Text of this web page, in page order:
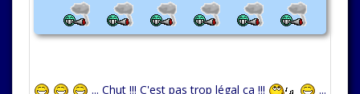
... Chut !!! C'est pas trop légal ça !!!
...